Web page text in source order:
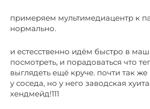
примеряем мультимедиацентр к
нормально.
и естесственно идём быстро в
посмотреть, и порадоваться что
выглядеть ещё круче. почти так же
у соседа, но у него заводская
хендмейд!111